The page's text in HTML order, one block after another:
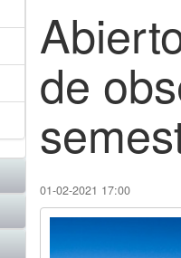
de
01-02-2021 17:00